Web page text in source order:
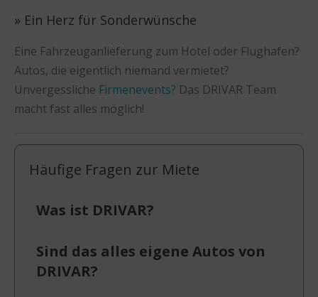
» Ein Herz für Sonderwünsche
Eine Fahrzeuganlieferung zum Hotel oder Flughafen?
Autos, die eigentlich niemand vermietet?
Unvergessliche Firmenevents? Das DRIVAR Team
macht fast alles möglich!
Häufige Fragen zur Miete
Was ist DRIVAR?
Sind das alles eigene Autos von
DRIVAR?